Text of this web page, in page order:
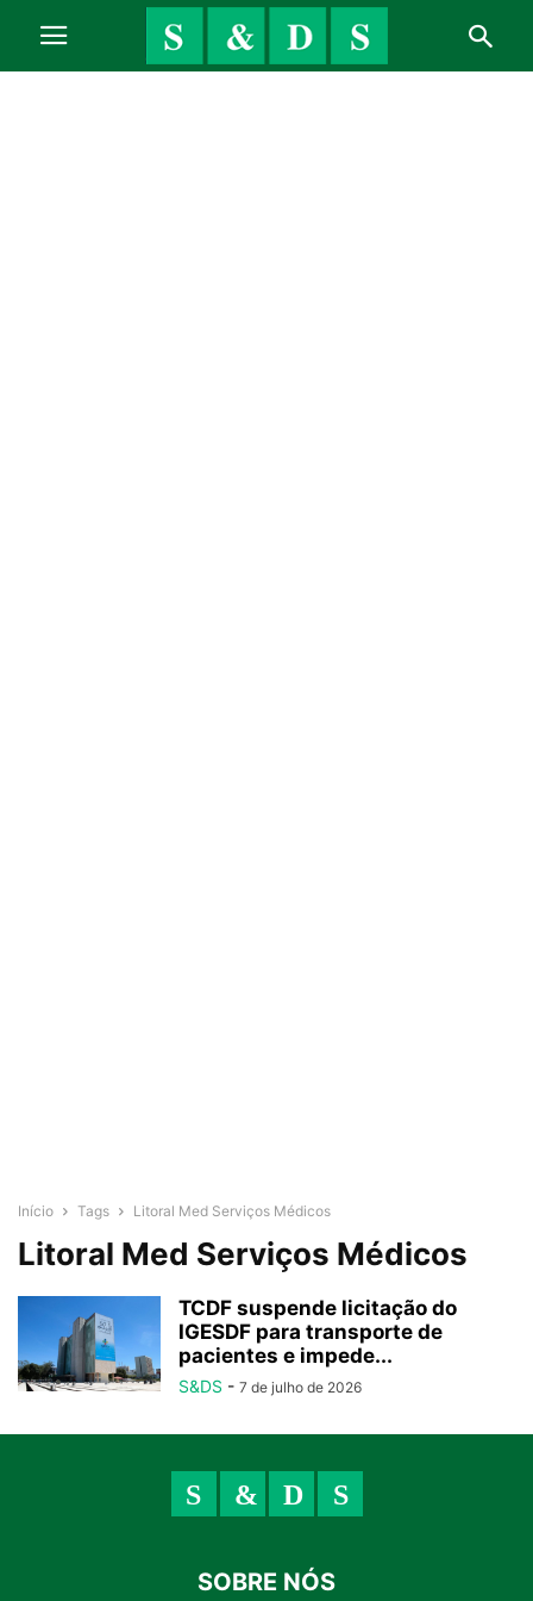
Início Tags Litoral Med Serviços Médicos
Litoral Med Serviços Médicos
TCDF suspende licitação do
IGESDF para transporte de
pacientes e impede...
S&DS - 7 de julho de 2026
SOBRE NÓS